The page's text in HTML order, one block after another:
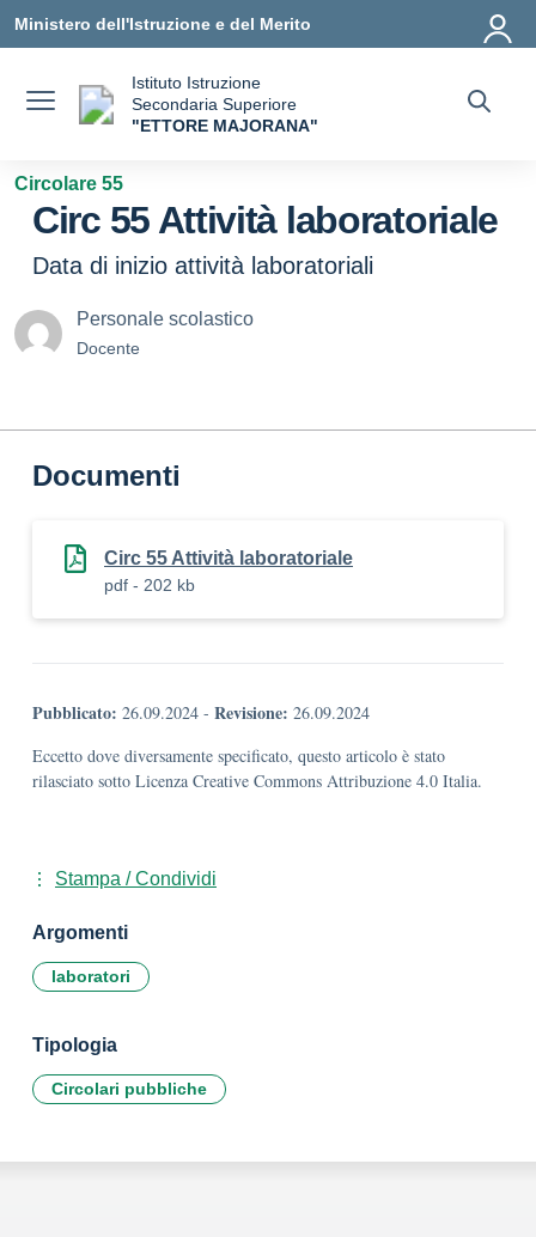
Ministero dell'Istruzione e del Merito
Istituto Istruzione
Secondaria Superiore
"ETTORE MAJORANA"
Circolare 55
Circ 55 Attività laboratoriale
Data di inizio attività laboratoriali
Personale scolastico
Docente
Documenti
Circ 55 Attività laboratoriale
pdf - 202 kb
Pubblicato: 26.09.2024 - Revisione: 26.09.2024
Eccetto dove diversamente specificato, questo articolo è stato
rilasciato sotto Licenza Creative Commons Attribuzione 4.0 Italia.
Stampa / Condividi
Argomenti
laboratori
Tipologia
Circolari pubbliche